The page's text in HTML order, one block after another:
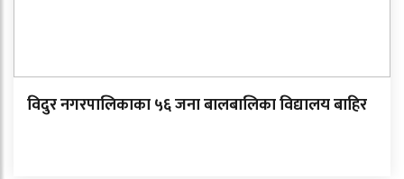
विदुर नगरपालिकाका ५६ जना बालबालिका विद्यालय बाहिर